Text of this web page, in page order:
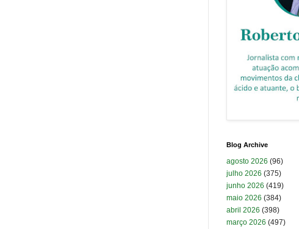
Blog Archive
agosto 2026 (96)
julho 2026 (375)
junho 2026 (419)
maio 2026 (384)
abril 2026 (398)
março 2026 (497)